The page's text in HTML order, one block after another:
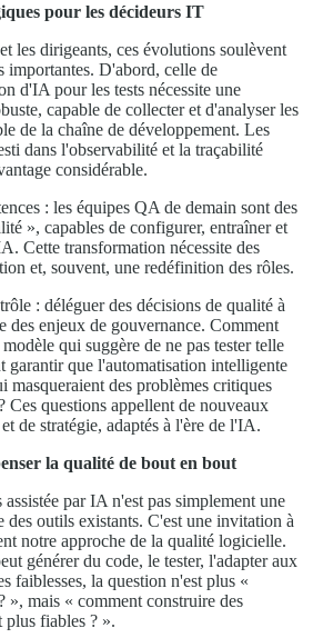
pour les décideurs IT
les dirigeants, ces évolutions soulèvent
importantes. D'abord, celle de
d'IA pour les tests nécessite une
capable de collecter et d'analyser les
de la chaîne de développement. Les
dans l'observabilité et la traçabilité
considérable.
: les équipes QA de demain sont des
», capables de configurer, entraîner et
Cette transformation nécessite des
et, souvent, une redéfinition des rôles.
: déléguer des décisions de qualité à
des enjeux de gouvernance. Comment
qui suggère de ne pas tester telle
garantir que l'automatisation intelligente
masqueraient des problèmes critiques
Ces questions appellent de nouveaux
de stratégie, adaptés à l'ère de l'IA.
la qualité de bout en bout
par IA n'est pas simplement une
des outils existants. C'est une invitation à
notre approche de la qualité logicielle.
générer du code, le tester, l'adapter aux
faiblesses, la question n'est plus «
», mais « comment construire des
plus fiables ? ».